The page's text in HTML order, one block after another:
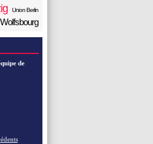
Union Berlin
Wolfsbourg
de